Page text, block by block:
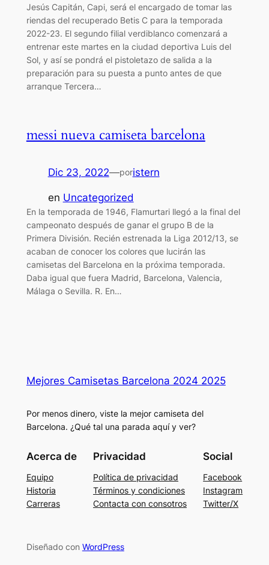
Jesús Capitán, Capi, será el encargado de tomar las
riendas del recuperado Betis C para la temporada
2022-23. El segundo filial verdiblanco comenzará a
entrenar este martes en la ciudad deportiva Luis del
Sol, y así se pondrá el pistoletazo de salida a la
preparación para su puesta a punto antes de que
arranque Tercera…
messi nueva camiseta barcelona
Dic 23, 2022—poristern
en Uncategorized
En la temporada de 1946, Flamurtari llegó a la final del
campeonato después de ganar el grupo B de la
Primera División. Recién estrenada la Liga 2012/13, se
acaban de conocer los colores que lucirán las
camisetas del Barcelona en la próxima temporada.
Daba igual que fuera Madrid, Barcelona, Valencia,
Málaga o Sevilla. R. En…
Mejores Camisetas Barcelona 2024 2025
Por menos dinero, viste la mejor camiseta del
Barcelona. ¿Qué tal una parada aquí y ver?
Acerca de
Equipo
Historia
Carreras
Privacidad
Política de privacidad
Términos y condiciones
Contacta con consotros
Social
Facebook
Instagram
Twitter/X
Diseñado con WordPress